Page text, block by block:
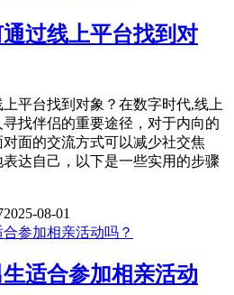
过线上平台找到对
平台找到对象？在数字时代,线上
找伴侣的重要途径，对于内向的
面的交流方式可以减少社交焦
达自己，以下是一些实用的步骤
2025-08-01
适合参加相亲活动